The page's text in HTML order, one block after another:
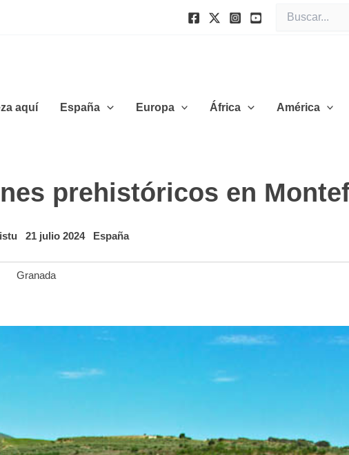
por:
aquí España Europa África América
prehistóricos en
21 julio 2024 España
Granada